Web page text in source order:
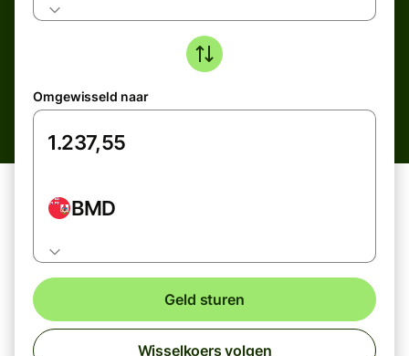
Omgewisseld naar
BMD
Geld sturen
Wisselkoers volgen